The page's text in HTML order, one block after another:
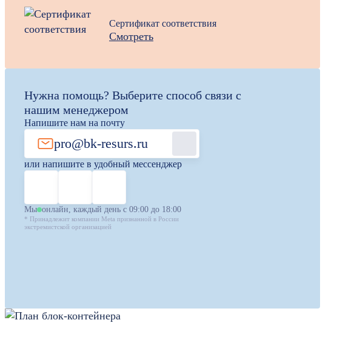
Сертификат соответствия
Смотреть
Нужна помощь? Выберите способ связи с
нашим менеджером
Напишите нам на почту
pro@bk-resurs.ru
или напишите в удобный мессенджер
Мы онлайн, каждый день с 09:00 до 18:00
* Принадлежит компании Meta признанной в России
экстремистской организацией